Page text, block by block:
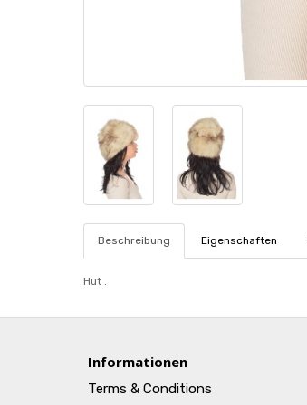
Beschreibung Eigenschaften
Hut .
Informationen
Terms & Conditions